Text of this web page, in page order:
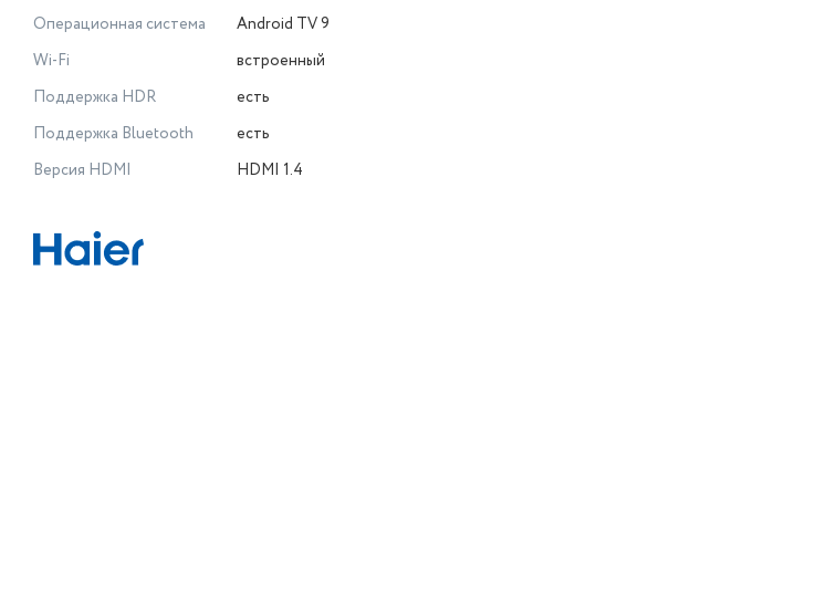
Операционная система
Android TV 9
Wi-Fi
встроенный
Поддержка HDR
есть
Поддержка Bluetooth
есть
Версия HDMI
HDMI 1.4